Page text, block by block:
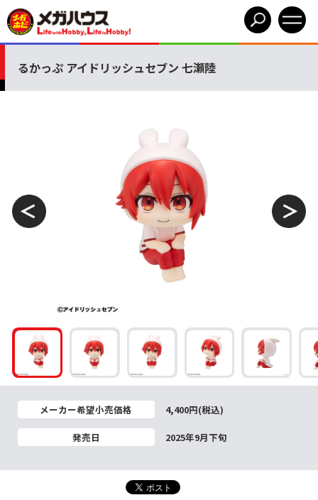
るかっぷ アイドリッシュセブン 七瀬陸
メーカー希望小売価格 4,400円(税込)
発売日 2025年9月下旬